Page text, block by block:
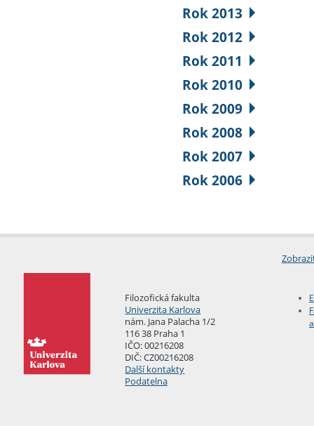
Rok 2013
Rok 2012
Rok 2011
Rok 2010
Rok 2009
Rok 2008
Rok 2007
Rok 2006
Filozofická fakulta
Univerzita Karlova
nám. Jana Palacha 1/2
116 38 Praha 1
IČO: 00216208
DIČ: CZ00216208
Další kontakty
Podatelna